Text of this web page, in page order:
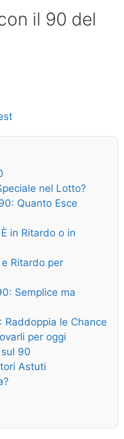
il 90 del
nel Lotto?
Quanto Esce
in Ritardo o in
Ritardo per
Semplice ma
le Chance
per oggi
90
Astuti